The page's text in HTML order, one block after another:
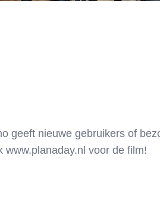
geeft nieuwe gebruikers of
voor de film!